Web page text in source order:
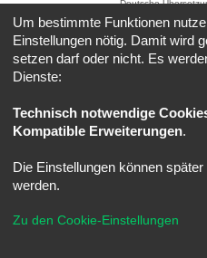
Deutsche
Datenschutz|
Um bestimmte Funktionen
Einstellungen nötig. Damit wird
setzen darf oder nicht. Es
Dienste:
Technisch notwendige
Kompatible Erweiterungen.
Die Einstellungen können
werden.
Zu den Cookie-Einstellungen